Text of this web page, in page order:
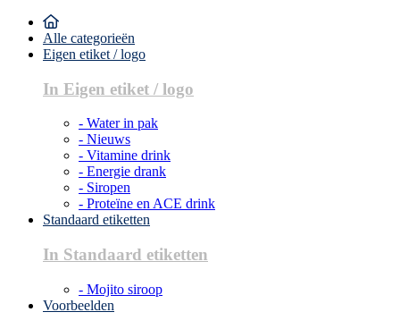
Alle categorieën
Eigen etiket / logo
In Eigen etiket / logo
- Water in pak
- Nieuws
- Vitamine drink
- Energie drank
- Siropen
- Proteïne en ACE drink
Standaard etiketten
In Standaard etiketten
- Mojito siroop
Voorbeelden